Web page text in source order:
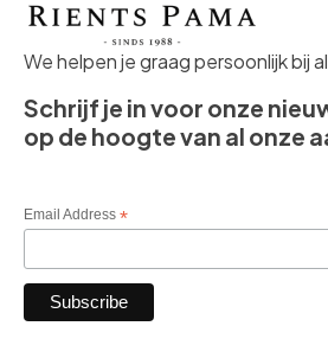
We helpen je graag persoonlijk bij
Schrijf je in voor onze
op de hoogte van al onze
Email Address *